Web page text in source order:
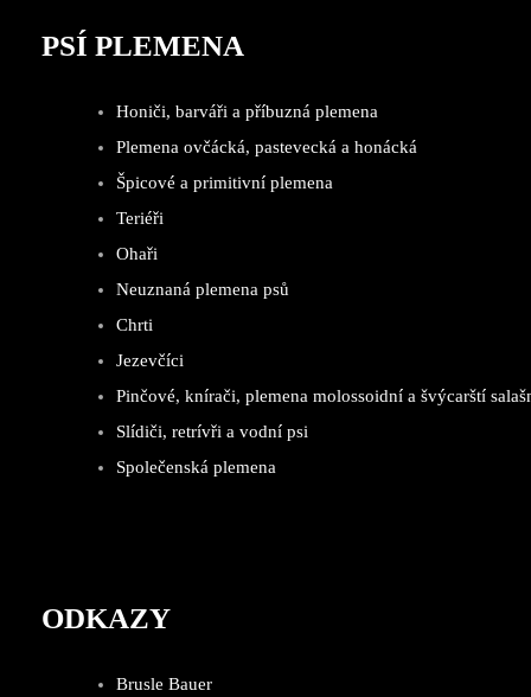
PSÍ PLEMENA
Honiči, barváři a příbuzná plemena
Plemena ovčácká, pastevecká a honácká
Špicové a primitivní plemena
Teriéři
Ohaři
Neuznaná plemena psů
Chrti
Jezevčíci
Pinčové, knírači, plemena molossoidní a švýcarští
Slídiči, retrívři a vodní psi
Společenská plemena
ODKAZY
Brusle Bauer